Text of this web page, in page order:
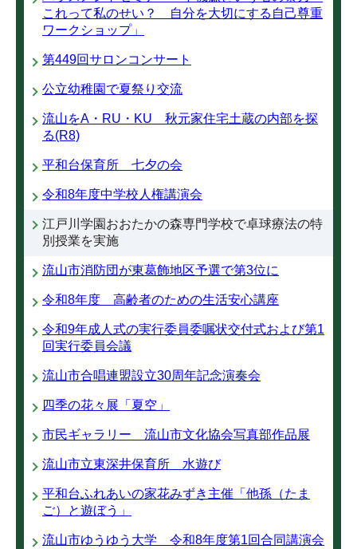
これって私のせい？ 自分を大切にする自己尊重
ワークショップ」
第449回サロンコンサート
公立幼稚園で夏祭り交流
流山をA・RU・KU 秋元家住宅土蔵の内部を探
る(R8)
平和台保育所 七夕の会
令和8年度中学校人権講演会
江戸川学園おおたかの森専門学校で卓球療法の特
別授業を実施
流山市消防団が東葛飾地区予選で第3位に
令和8年度 高齢者のための生活安心講座
令和9年成人式の実行委員委嘱状交付式および第1
回実行委員会議
流山市合唱連盟設立30周年記念演奏会
四季の花々展「夏空」
市民ギャラリー 流山市文化協会写真部作品展
流山市立東深井保育所 水遊び
平和台ふれあいの家花みずき主催「他孫（たま
ご）と遊ぼう」
流山市ゆうゆう大学 令和8年度第1回合同講演会